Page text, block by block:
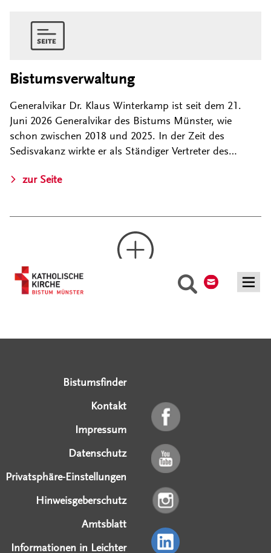
Suche
Bistumsverwaltung
Generalvikar Dr. Klaus Winterkamp ist seit dem 21.
Juni 2026 Generalvikar des Bistums Münster, wie
schon zwischen 2018 und 2025. In der Zeit des
Sedisvakanz wirkte er als Ständiger Vertreter des…
zur Seite
Bistumsfinder
Kontakt
Impressum
Datenschutz
Privatsphäre-Einstellungen
Hinweisgeberschutz
Amtsblatt
Informationen in Leichter